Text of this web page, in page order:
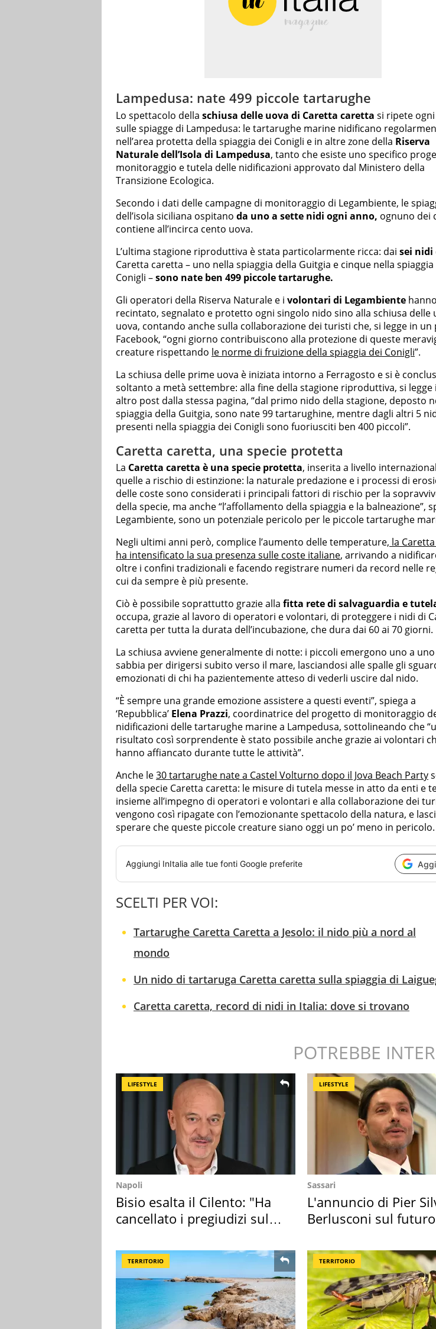
Lampedusa: nate 499 piccole tartarughe
Lo spettacolo della schiusa delle uova di Caretta caretta si ripete
sulle spiagge di Lampedusa: le tartarughe marine nidificano
nell’area protetta della spiaggia dei Conigli e in altre zone della Riserva
Naturale dell’Isola di Lampedusa, tanto che esiste uno specifico
monitoraggio e tutela delle nidificazioni approvato dal Ministero della
Transizione Ecologica.
Secondo i dati delle campagne di monitoraggio di Legambiente, le
dell’isola siciliana ospitano da uno a sette nidi ogni anno, ognuno dei
contiene all’incirca cento uova.
L’ultima stagione riproduttiva è stata particolarmente ricca: dai sei nidi
Caretta caretta – uno nella spiaggia della Guitgia e cinque nella spiaggia
Conigli –sono nate ben 499 piccole tartarughe.
Gli operatori della Riserva Naturale e i volontari di Legambiente hanno
recintato, segnalato e protetto ogni singolo nido sino alla schiusa delle
uova, contando anche sulla collaborazione dei turisti che, si legge in un
Facebook, “ogni giorno contribuiscono alla protezione di queste
creature rispettando le norme di fruizione della spiaggia dei Conigli”.
La schiusa delle prime uova è iniziata intorno a Ferragosto e si è
soltanto a metà settembre: alla fine della stagione riproduttiva, si legge
altro post dalla stessa pagina, “dal primo nido della stagione, deposto
spiaggia della Guitgia, sono nate 99 tartarughine, mentre dagli altri 5
presenti nella spiaggia dei Conigli sono fuoriusciti ben 400 piccoli”.
Caretta caretta, una specie protetta
La Caretta caretta è una specie protetta, inserita a livello
quelle a rischio di estinzione: la naturale predazione e i processi di
delle coste sono considerati i principali fattori di rischio per la
della specie, ma anche “l’affollamento della spiaggia e la balneazione”,
Legambiente, sono un potenziale pericolo per le piccole tartarughe
Negli ultimi anni però, complice l’aumento delle temperature, la
ha intensificato la sua presenza sulle coste italiane, arrivando a
oltre i confini tradizionali e facendo registrare numeri da record nelle
cui da sempre è più presente.
Ciò è possibile soprattutto grazie alla fitta rete di salvaguardia e
occupa, grazie al lavoro di operatori e volontari, di proteggere i nidi di
caretta per tutta la durata dell’incubazione, che dura dai 60 ai 70 giorni.
La schiusa avviene generalmente di notte: i piccoli emergono uno a
sabbia per dirigersi subito verso il mare, lasciandosi alle spalle gli
emozionati di chi ha pazientemente atteso di vederli uscire dal nido.
“È sempre una grande emozione assistere a questi eventi”, spiega a
‘Repubblica’ Elena Prazzi, coordinatrice del progetto di monitoraggio
nidificazioni delle tartarughe marine a Lampedusa, sottolineando che
risultato così sorprendente è stato possibile anche grazie ai volontari
hanno affiancato durante tutte le attività”.
Anche le30 tartarughe nate a Castel Volturno dopo il Jova Beach Party
della specie Caretta caretta: le misure di tutela messe in atto da enti e
insieme all’impegno di operatori e volontari e alla collaborazione dei
vengono così ripagate con l’emozionante spettacolo della natura, e
sperare che queste piccole creature siano oggi un po’ meno in pericolo.
Aggiungi InItalia alle tue fonti Google preferite
SCELTI PER VOI:
Tartarughe Caretta Caretta a Jesolo: il nido più a nord al
mondo
Un nido di tartaruga Caretta caretta sulla spiaggia di
Caretta caretta, record di nidi in Italia: dove si trovano
POTREBBE
LIFESTYLE
Napoli
Bisio esalta il Cilento: "Ha
cancellato i pregiudizi sul
LIFESTYLE
Sassari
L'annuncio di Pier
Berlusconi sul
TERRITORIO TERRITORIO